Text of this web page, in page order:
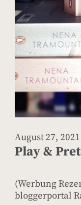
August 27, 2021
Play &
(Werbung
bloggerportal